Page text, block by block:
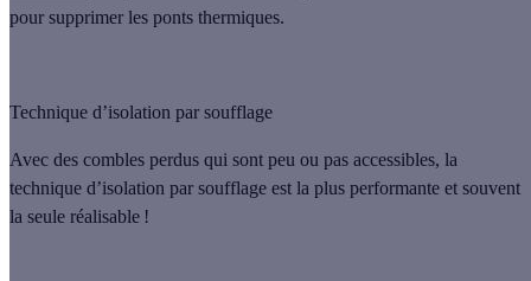
pour supprimer les ponts thermiques.
Technique d’isolation par soufflage
Avec des combles perdus qui sont peu ou pas accessibles, la
technique d’isolation par soufflage est la plus performante et souvent
la seule réalisable !